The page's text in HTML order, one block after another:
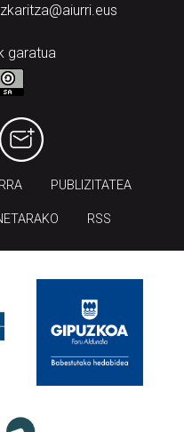
garatua
PUBLIZITATEA
RSS